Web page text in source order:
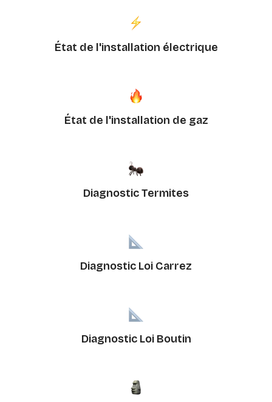
État de l'installation électrique
État de l'installation de gaz
Diagnostic Termites
Diagnostic Loi Carrez
Diagnostic Loi Boutin